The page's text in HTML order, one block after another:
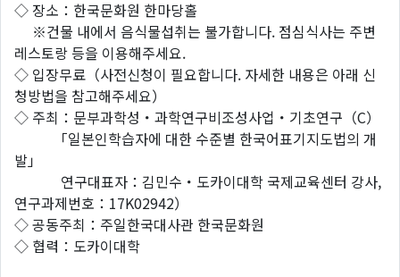
◇ 장소：한국문화원 한마당홀
※건물 내에서 음식물섭취는 불가합니다. 점심식사는 주변
레스토랑 등을 이용해주세요.
◇ 입장무료（사전신청이 필요합니다. 자세한 내용은 아래 신
청방법을 참고해주세요）
◇ 주최：문부과학성・과학연구비조성사업・기초연구（C）
「일본인학습자에 대한 수준별 한국어표기지도법의 개
발」
연구대표자：김민수・도카이대학 국제교육센터 강사,
연구과제번호：17K02942）
◇ 공동주최：주일한국대사관 한국문화원
◇ 협력：도카이대학